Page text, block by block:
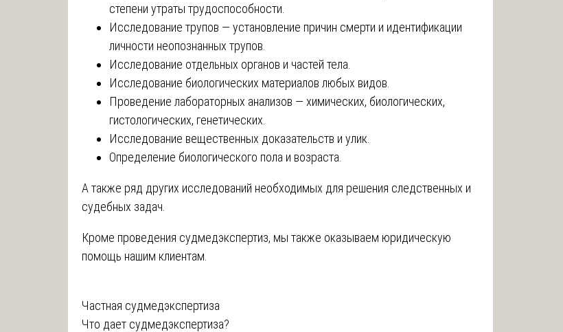
степени утраты трудоспособности.
Исследование трупов — установление причин смерти и идентификации
личности неопознанных трупов.
Исследование отдельных органов и частей тела.
Исследование биологических материалов любых видов.
Проведение лабораторных анализов — химических, биологических,
гистологических, генетических.
Исследование вещественных доказательств и улик.
Определение биологического пола и возраста.
А также ряд других исследований необходимых для решения следственных и
судебных задач.
Кроме проведения судмедэкспертиз, мы также оказываем юридическую
помощь нашим клиентам.
Навигация
Частная судмедэкспертиза
Что дает судмедэкспертиза?